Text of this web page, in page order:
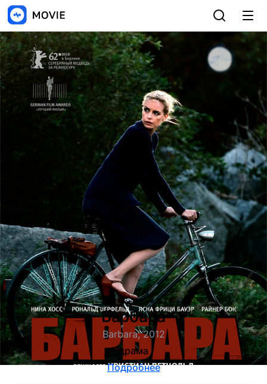
Барбара
Barbara, 2012
драма
Подробнее